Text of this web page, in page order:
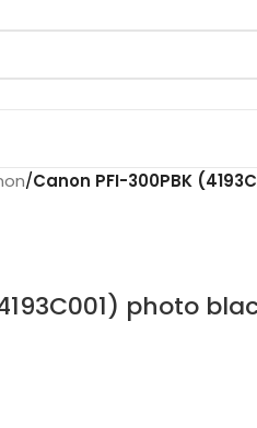
/Canon PFI-300PBK
photo